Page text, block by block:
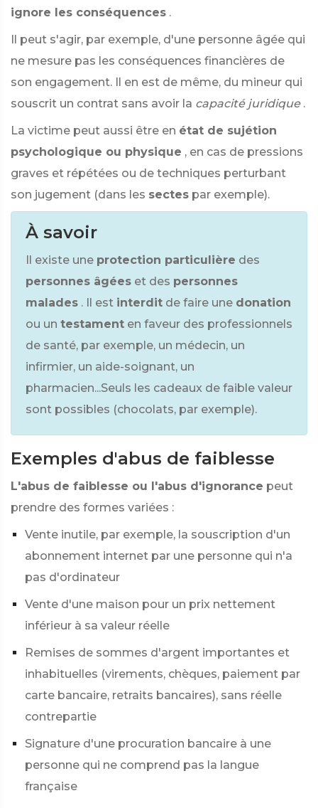
ignore les conséquences .
Il peut s'agir, par exemple, d'une personne âgée qui
ne mesure pas les conséquences financières de
son engagement. Il en est de même, du mineur qui
souscrit un contrat sans avoir la capacité juridique .
La victime peut aussi être en état de sujétion
psychologique ou physique , en cas de pressions
graves et répétées ou de techniques perturbant
son jugement (dans les sectes par exemple).
À savoir
Il existe une protection particulière des
personnes âgées et des personnes
malades . Il est interdit de faire une donation
ou un testament en faveur des professionnels
de santé, par exemple, un médecin, un
infirmier, un aide-soignant, un
pharmacien...Seuls les cadeaux de faible valeur
sont possibles (chocolats, par exemple).
Exemples d'abus de faiblesse
L'abus de faiblesse ou l'abus d'ignorance peut
prendre des formes variées :
Vente inutile, par exemple, la souscription d'un
abonnement internet par une personne qui n'a
pas d'ordinateur
Vente d'une maison pour un prix nettement
inférieur à sa valeur réelle
Remises de sommes d'argent importantes et
inhabituelles (virements, chèques, paiement par
carte bancaire, retraits bancaires), sans réelle
contrepartie
Signature d'une procuration bancaire à une
personne qui ne comprend pas la langue
française